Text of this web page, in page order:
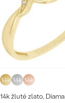
14k 14k 14k
14k žluté zlato,